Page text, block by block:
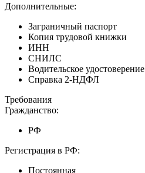
Дополнительные:
Заграничный паспорт
Копия трудовой книжки
ИНН
СНИЛС
Водительское удостоверение
Справка 2-НДФЛ
Требования
Гражданство:
РФ
Регистрация в РФ:
Постоянная